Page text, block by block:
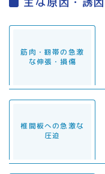
筋肉・靭帯の急激
な伸張・損傷
椎間板への急激な
圧迫